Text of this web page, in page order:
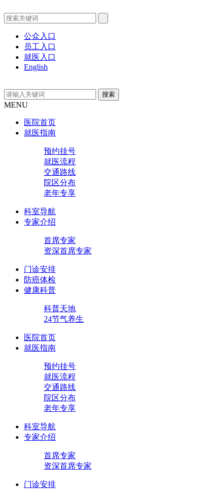
公众入口
员工入口
就医入口
English
MENU
医院首页
就医指南
预约挂号
就医流程
交通路线
院区分布
老年专享
科室导航
专家介绍
首席专家
资深首席专家
门诊安排
防癌体检
健康科普
科普天地
24节气养生
医院首页
就医指南
预约挂号
就医流程
交通路线
院区分布
老年专享
科室导航
专家介绍
首席专家
资深首席专家
门诊安排